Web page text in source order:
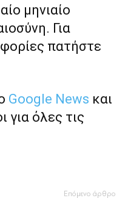
μηνιαίο
Για
πατήστε
Google News και
για όλες τις
Επόμενο άρθρο